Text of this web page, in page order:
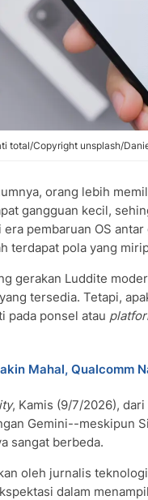
total/Copyright unsplash/
orang lebih
gangguan kecil,
pembaruan OS
terdapat pola yang
gerakan Luddite
tersedia. Tetapi,
pada ponsel atau
Mahal, Qualcomm
, Kamis (9/7/2026), dari
Gemini--meskipun
sangat berbeda.
oleh jurnalis
dalam